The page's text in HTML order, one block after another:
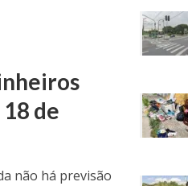
de
não há previsão